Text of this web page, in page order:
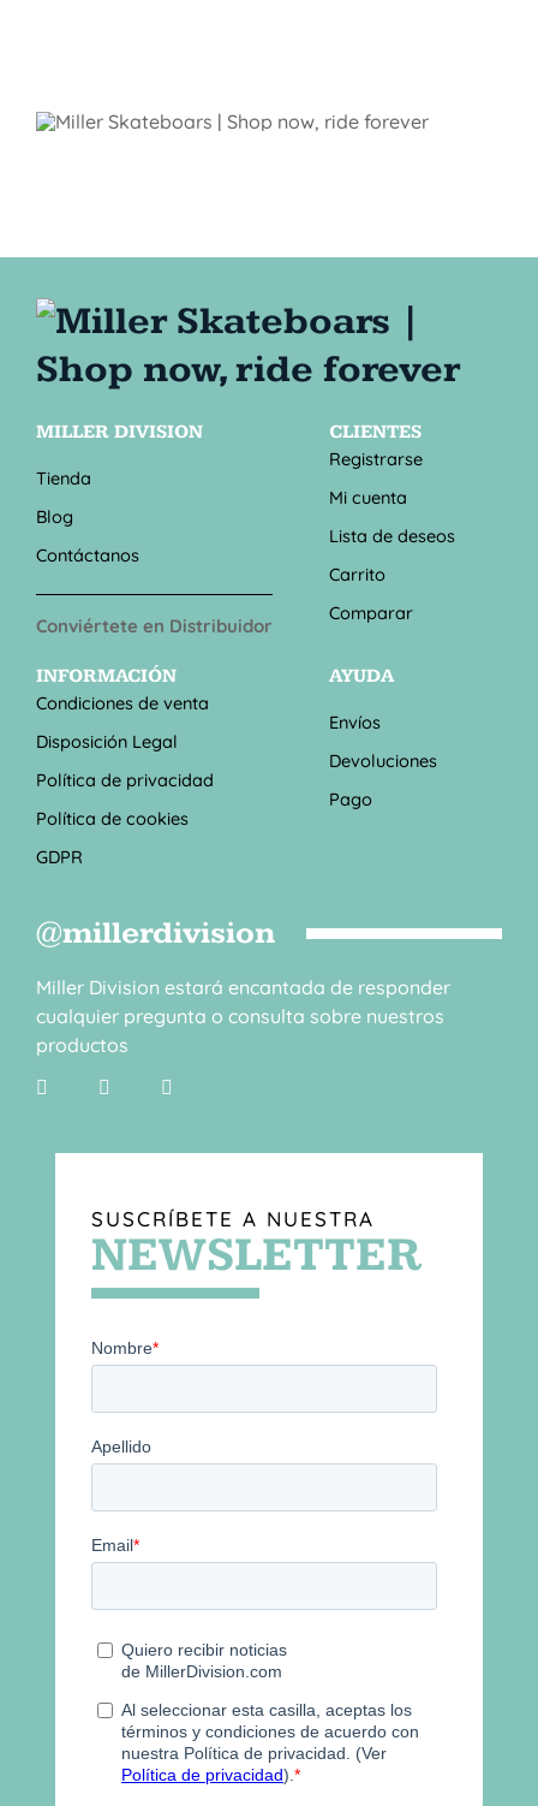
MILLER DIVISION
Tienda
Blog
Contáctanos
Conviértete en Distribuidor
CLIENTES
Registrarse
Mi cuenta
Lista de deseos
Carrito
Comparar
INFORMACIÓN
Condiciones de venta
Disposición Legal
Política de privacidad
Política de cookies
GDPR
AYUDA
Envíos
Devoluciones
Pago
@millerdivision
Miller Division estará encantada de responder
cualquier pregunta o consulta sobre nuestros
productos
SUSCRÍBETE A NUESTRA
NEWSLETTER